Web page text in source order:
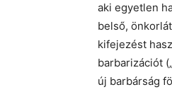
aki egyetlen
belső,
kifejezést
barbarizációt
új barbárság